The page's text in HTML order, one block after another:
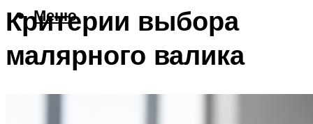
Меню
Критерии выбора
малярного валика